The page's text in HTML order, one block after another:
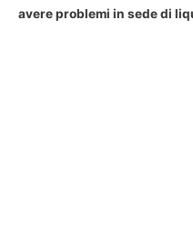
avere problemi in sede di